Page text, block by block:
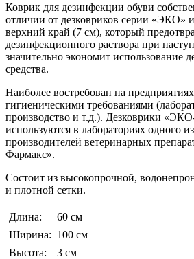
Коврик для дезинфекции обуви
отличии от дезковриков серии «ЭКО»
верхний край (7 см), который
дезинфекционного раствора при
значительно экономит использование
средства.
Наиболее востребован на
гигиеническими требованиями
производство и т.д.). Дезковрики
используются в лабораториях одного
производителей ветеринарных
Фармакс».
Состоит из высокопрочной,
и плотной сетки.
Длина:
60 см
Ширина: 100 см
Высота:
3 см